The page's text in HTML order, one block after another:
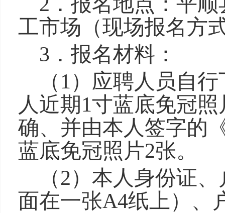
工市场（现场报名方
3．报名材料：
（1）应聘人员自
人近期1寸蓝底免冠
确、并由本人签字的
蓝底免冠照片2张。
（2）本人身份证
面在一张A4纸上）、